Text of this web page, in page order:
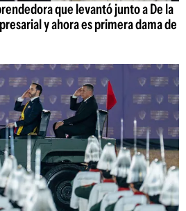
que levantó junto a De la
y ahora es primera dama de